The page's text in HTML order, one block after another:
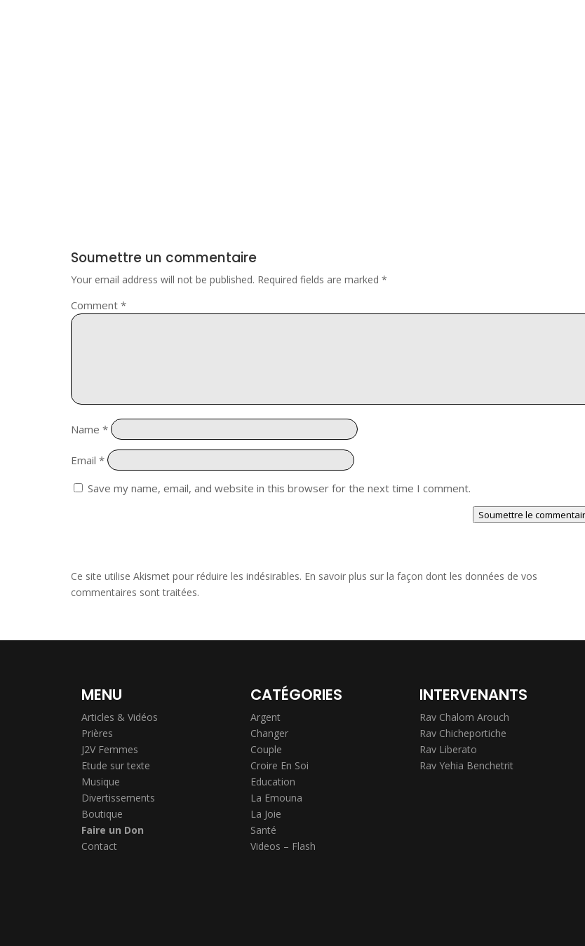
Soumettre un commentaire
Your email address will not be published. Required fields are marked *
Comment *
Name *
Email *
Save my name, email, and website in this browser for the next time I comment.
Soumettre le
Ce site utilise Akismet pour réduire les indésirables. En savoir plus sur la façon dont les données de vos
commentaires sont traitées.
MENU
Articles & Vidéos
Prières
J2V Femmes
Etude sur texte
Musique
Divertissements
Boutique
Faire un Don
Contact
CATÉGORIES
Argent
Changer
Couple
Croire En Soi
Education
La Emouna
La Joie
Santé
Videos – Flash
INTERVENANTS
Rav Chalom Arouch
Rav Chicheportiche
Rav Liberato
Rav Yehia Benchetrit